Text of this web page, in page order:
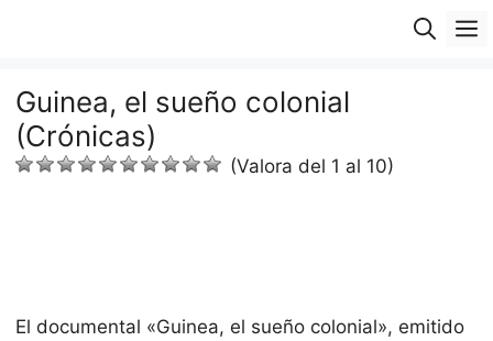
Guinea, el sueño colonial
(Crónicas)
(Valora del 1 al 10)
El documental «Guinea, el sueño colonial», emitido